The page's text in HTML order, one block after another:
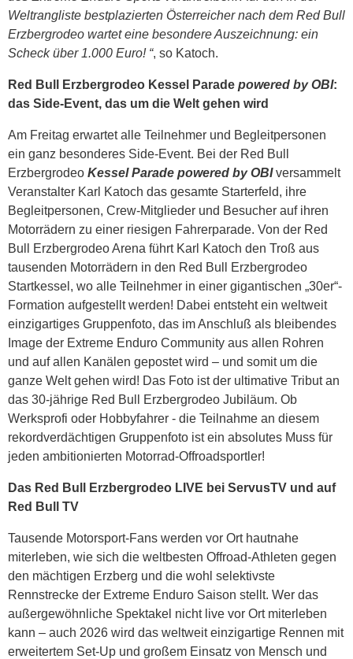
Weltrangliste bestplazierten Österreicher nach dem Red Bull
Erzbergrodeo wartet eine besondere Auszeichnung: ein
Scheck über 1.000 Euro! “, so Katoch.
Red Bull Erzbergrodeo Kessel Parade powered by OBI:
das Side-Event, das um die Welt gehen wird
Am Freitag erwartet alle Teilnehmer und Begleitpersonen
ein ganz besonderes Side-Event. Bei der Red Bull
Erzbergrodeo Kessel Parade powered by OBIversammelt
Veranstalter Karl Katoch das gesamte Starterfeld, ihre
Begleitpersonen, Crew-Mitglieder und Besucher auf ihren
Motorrädern zu einer riesigen Fahrerparade. Von der Red
Bull Erzbergrodeo Arena führt Karl Katoch den Troß aus
tausenden Motorrädern in den Red Bull Erzbergrodeo
Startkessel, wo alle Teilnehmer in einer gigantischen „30er“-
Formation aufgestellt werden! Dabei entsteht ein weltweit
einzigartiges Gruppenfoto, das im Anschluß als bleibendes
Image der Extreme Enduro Community aus allen Rohren
und auf allen Kanälen gepostet wird – und somit um die
ganze Welt gehen wird! Das Foto ist der ultimative Tribut an
das 30-jährige Red Bull Erzbergrodeo Jubiläum. Ob
Werksprofi oder Hobbyfahrer - die Teilnahme an diesem
rekordverdächtigen Gruppenfoto ist ein absolutes Muss für
jeden ambitionierten Motorrad-Offroadsportler!
Das Red Bull Erzbergrodeo LIVE bei ServusTV und auf
Red Bull TV
Tausende Motorsport-Fans werden vor Ort hautnahe
miterleben, wie sich die weltbesten Offroad-Athleten gegen
den mächtigen Erzberg und die wohl selektivste
Rennstrecke der Extreme Enduro Saison stellt. Wer das
außergewöhnliche Spektakel nicht live vor Ort miterleben
kann – auch 2026 wird das weltweit einzigartige Rennen mit
erweitertem Set-Up und großem Einsatz von Mensch und